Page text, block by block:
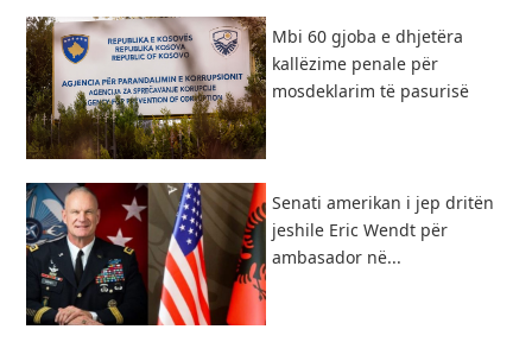
Mbi 60 gjoba e dhjetëra
kallëzime penale për
mosdeklarim të pasurisë
Senati amerikan i jep dritën
jeshile Eric Wendt për
ambasador në...